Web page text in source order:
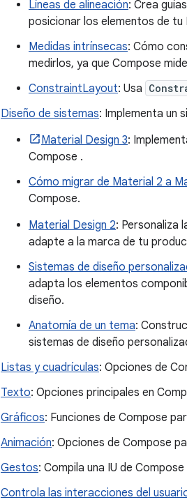
Líneas de alineación: Crea
posicionar los elementos de tu
Medidas intrínsecas: Cómo
medirlos, ya que Compose
ConstraintLayout: Usa
Diseño de sistemas: Implementa un
Material Design 3:
Compose .
Cómo migrar de Material 2 a
Compose.
Material Design 2: Personaliza
adapte a la marca de tu
Sistemas de diseño
adapta los elementos
diseño.
Anatomía de un tema:
sistemas de diseño
Listas y cuadrículas: Opciones de
Texto: Opciones principales en
Gráficos: Funciones de Compose
Animación: Opciones de Compose
Gestos: Compila una IU de
Controla las interacciones del